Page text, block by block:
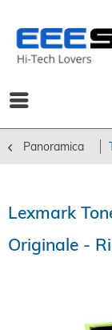
Panoramica
Lexmark
Originale -